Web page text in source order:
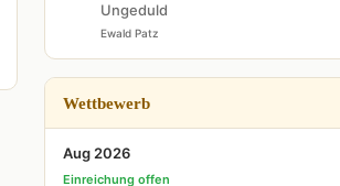
Ungeduld
Ewald Patz
Wettbewerb
Aug 2026
Einreichung offen